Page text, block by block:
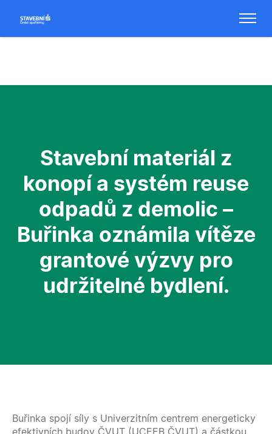
Stavební materiál z
konopí a systém reuse
odpadů z demolic –
Buřinka oznámila vítěze
grantové výzvy pro
udržitelné bydlení.
Buřinka spojí síly s Univerzitním centrem energeticky
efektivních budov ČVUT (UCEEB ČVUT) a částkou